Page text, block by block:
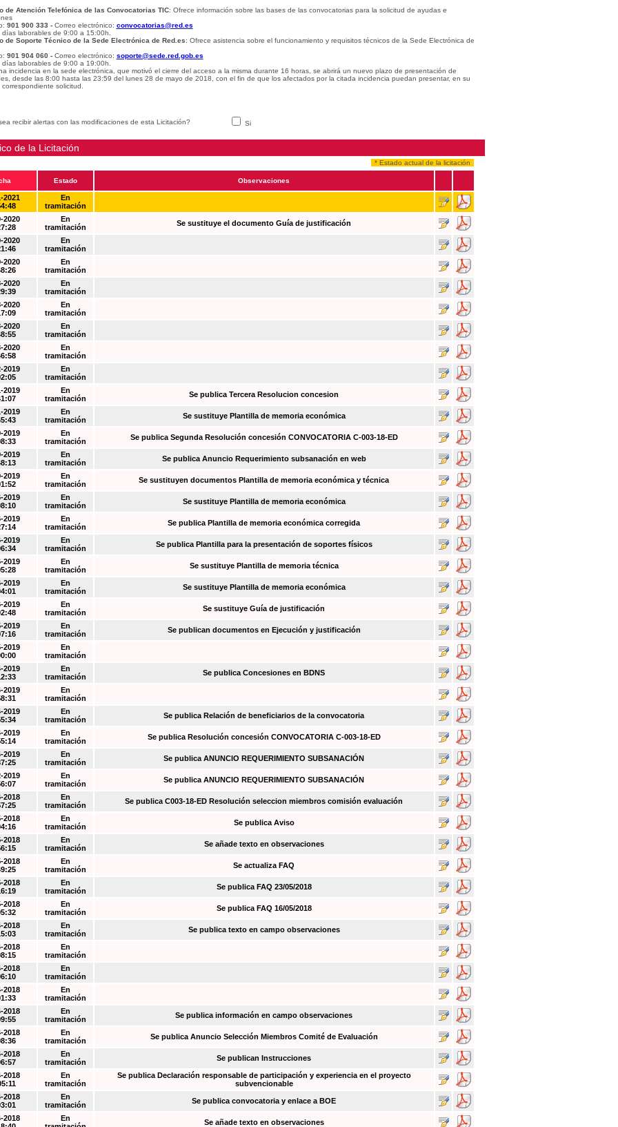
de Atención Telefónica de las Convocatorias TIC: Ofrece información sobre las bases de las convocatorias para la solicitud de ayudas e
901 900 333 - Correo electrónico: convocatorias@red.es
días laborables de 9:00 a 15:00h
de Soporte Técnico de la Sede Electrónica de Red.es: Ofrece asistencia sobre el funcionamiento y requisitos técnicos de la Sede Electrónica de
901 904 060 - Correo electrónico: soporte@sede.red.gob.es
días laborables de 9:00 a 19:00h.
incidencia en la sede electrónica, que motivó el cierre del acceso a la misma durante 16 horas, se abrirá un nuevo plazo de presentación de
desde las 8:00 hasta las 23:59 del lunes 28 de mayo de 2018, con el fin de que los afectados por la citada incidencia puedan presentar, en su
solicitud.
recibir alertas con las modificaciones de esta Licitación? Si
de la Licitación
* Estado actual de la licitación
Estado Observaciones
2021
En
tramitación
2020
En
tramitación
Se sustituye el documento Guía de justificación
2020
En
tramitación
2020
En
tramitación
2020
En
tramitación
2020
En
tramitación
2020
En
tramitación
2020
En
tramitación
2019
En
tramitación
2019
En
tramitación
Se publica Tercera Resolucion concesion
2019
En
tramitación
Se sustituye Plantilla de memoria económica
2019
En
tramitación
Se publica Segunda Resolución concesión CONVOCATORIA C-003-18-ED
2019
En
tramitación
Se publica Anuncio Requerimiento subsanación en web
2019
En
tramitación
Se sustituyen documentos Plantilla de memoria económica y técnica
2019
En
tramitación
Se sustituye Plantilla de memoria económica
2019
En
tramitación
Se publica Plantilla de memoria económica corregida
2019
En
tramitación
Se publica Plantilla para la presentación de soportes físicos
2019
En
tramitación
Se sustituye Plantilla de memoria técnica
2019
En
tramitación
Se sustituye Plantilla de memoria económica
2019
En
tramitación
Se sustituye Guía de justificación
2019
En
tramitación
Se publican documentos en Ejecución y justificación
2019
En
tramitación
2019
En
tramitación
Se publica Concesiones en BDNS
2019
En
tramitación
2019
En
tramitación
Se publica Relación de beneficiarios de la convocatoria
2019
En
tramitación
Se publica Resolución concesión CONVOCATORIA C-003-18-ED
2019
En
tramitación
Se publica ANUNCIO REQUERIMIENTO SUBSANACIÓN
2019
En
tramitación
Se publica ANUNCIO REQUERIMIENTO SUBSANACIÓN
2018
En
tramitación
Se publica C003-18-ED Resolución seleccion miembros comisión evaluación
2018
En
tramitación
Se publica Aviso
2018
En
tramitación
Se añade texto en observaciones
2018
En
tramitación
Se actualiza FAQ
2018
En
tramitación
Se publica FAQ 23/05/2018
2018
En
tramitación
Se publica FAQ 16/05/2018
2018
En
tramitación
Se publica texto en campo observaciones
2018
En
tramitación
2018
En
tramitación
2018
En
tramitación
2018
En
tramitación
Se publica información en campo observaciones
2018
En
tramitación
Se publica Anuncio Selección Miembros Comité de Evaluación
2018
En
tramitación
Se publican Instrucciones
2018
En
tramitación
Se publica Declaración responsable de participación y experiencia en el proyecto
subvencionable
2018
En
tramitación
Se publica convocatoria y enlace a BOE
2018
En
Se añade texto en observaciones